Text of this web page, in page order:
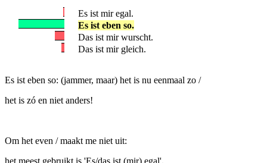
Es ist mir egal.
Es ist eben so.
Das ist mir wurscht.
Das ist mir gleich.
Es ist eben so: (jammer, maar) het is nu eenmaal zo /
het is zó en niet anders!
Om het even / maakt me niet uit:
het meest gebruikt is 'Es/das ist (mir) egal'.